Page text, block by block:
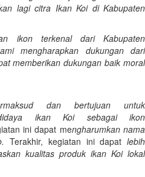
lagi citra Ikan Koi di Kabupaten
ikon terkenal dari Kabupaten
mengharapkan dukungan dari
memberikan dukungan baik moral
dan bertujuan untuk
ikan Koi sebagai ikon
ini dapat mengharumkan nama
Terakhir, kegiatan ini dapat lebih
kualitas produk ikan Koi lokal